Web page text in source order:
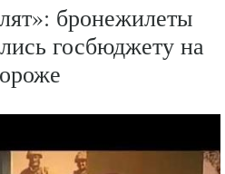
бронежилеты
госбюджету на